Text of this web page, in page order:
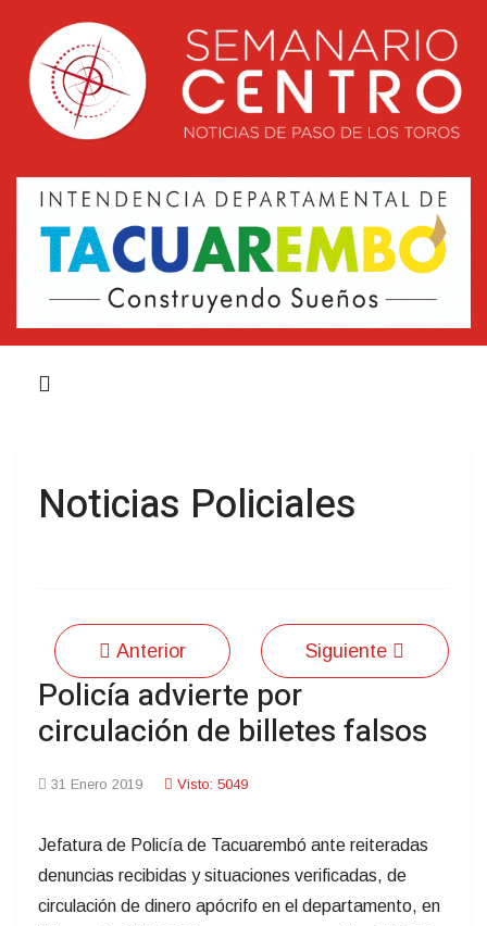
Noticias Policiales
Anterior Siguiente
Policía advierte por
circulación de billetes falsos
31 Enero 2019 Visto: 5049
Jefatura de Policía de Tacuarembó ante reiteradas
denuncias recibidas y situaciones verificadas, de
circulación de dinero apócrifo en el departamento, en